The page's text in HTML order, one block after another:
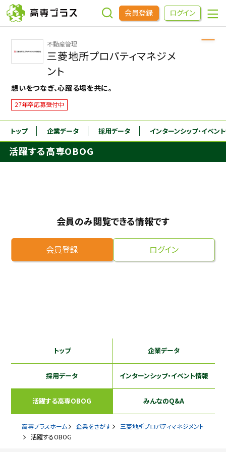
会員登録 ログイン
企業をさがす
進学先をさがす
高専OBOGをさがす
めもらす
本科5年生・専攻科2年生向け 採用継続中の企業特集
まで
不動産管理
三菱地所プロパティマネジメ
ント
想いをつなぎ、心躍る場を共に。
27年卒応募受付中
トップ 企業データ 採用データ インターンシップ・イベン
活躍する高専OBOG
会員のみ閲覧できる情報です
会員登録 ログイン
トップ 企業データ
採用データ インターンシップ・イベント情報
活躍する高専OBOG みんなのQ&A
高専プラスホーム 企業をさがす
三菱地所プロパティマネジメント
活躍するOBOG